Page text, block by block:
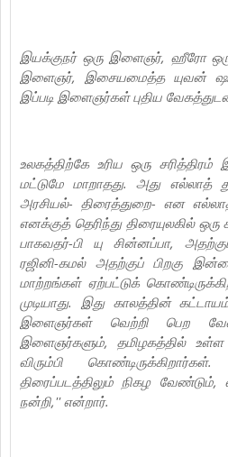
இயக்குநர் ஒரு இளைஞர், ஹீரோ
இளைஞர், இசையமைத்த யுவன்
இப்படி இளைஞர்கள் புதிய
உலகத்திற்கே உரிய ஒரு சரித்திரம்
மட்டுமே மாறாதது. அது எல்லாத்
அரசியல்- திரைத்துறை- என
எனக்குத் தெரிந்து திரையுலகில்
பாகவதர்-பி யு சின்னப்பா,
ரஜினி-கமல் அதற்குப் பிறகு
மாற்றங்கள் ஏற்பட்டுக்
முடியாது. இது காலத்தின்
இளைஞர்கள் வெற்றி பெற
இளைஞர்களும், தமிழகத்தில்
விரும்பி
திரைப்படத்திலும் நிகழ வேண்டும்,
நன்றி,'' என்றார்.